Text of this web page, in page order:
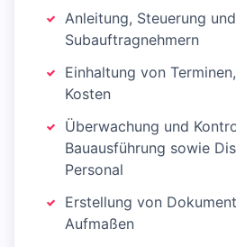
Anleitung, Steuerung
Subauftragnehmern
Einhaltung von
Kosten
Überwachung und
Bauausführung sowie
Personal
Erstellung von
Aufmaßen